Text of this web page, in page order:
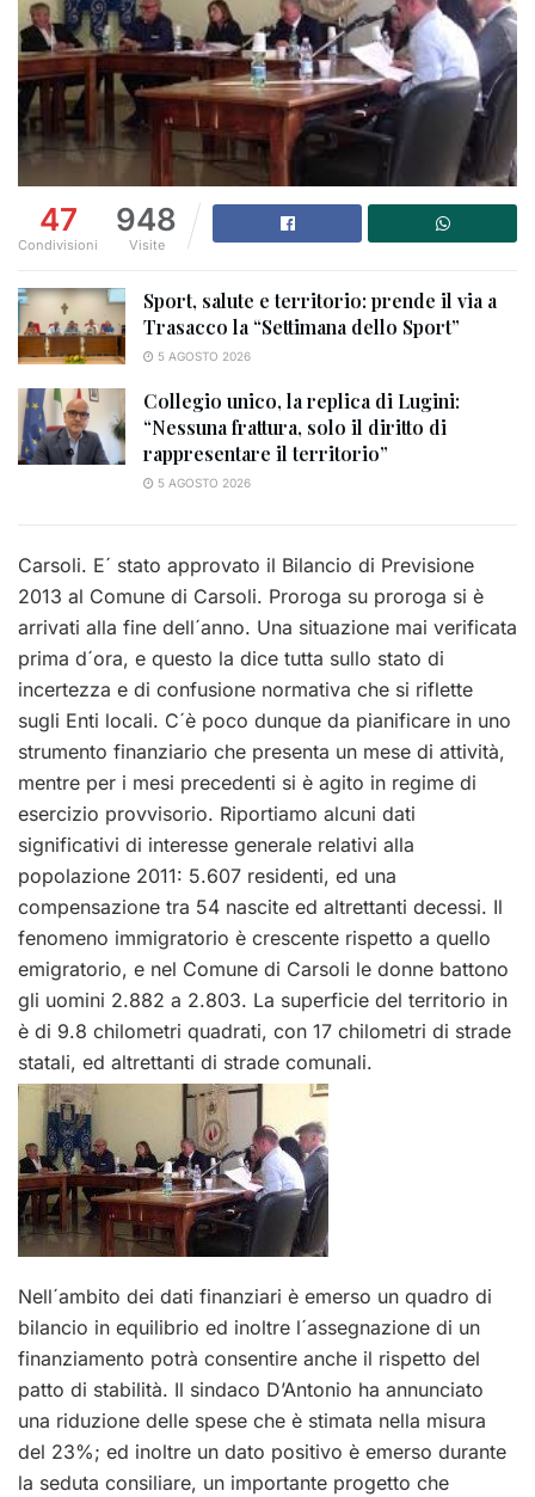
47
Condivisioni
948
Visite
Sport, salute e territorio: prende il via a
Trasacco la “Settimana dello Sport”
5 AGOSTO 2026
Collegio unico, la replica di Lugini:
“Nessuna frattura, solo il diritto di
rappresentare il territorio”
5 AGOSTO 2026
Carsoli. E´ stato approvato il Bilancio di Previsione
2013 al Comune di Carsoli. Proroga su proroga si è
arrivati alla fine dell´anno. Una situazione mai verificata
prima d´ora, e questo la dice tutta sullo stato di
incertezza e di confusione normativa che si riflette
sugli Enti locali. C´è poco dunque da pianificare in uno
strumento finanziario che presenta un mese di attività,
mentre per i mesi precedenti si è agito in regime di
esercizio provvisorio. Riportiamo alcuni dati
significativi di interesse generale relativi alla
popolazione 2011: 5.607 residenti, ed una
compensazione tra 54 nascite ed altrettanti decessi. Il
fenomeno immigratorio è crescente rispetto a quello
emigratorio, e nel Comune di Carsoli le donne battono
gli uomini 2.882 a 2.803. La superficie del territorio in
è di 9.8 chilometri quadrati, con 17 chilometri di strade
statali, ed altrettanti di strade comunali.
Nell´ambito dei dati finanziari è emerso un quadro di
bilancio in equilibrio ed inoltre l´assegnazione di un
finanziamento potrà consentire anche il rispetto del
patto di stabilità. Il sindaco D’Antonio ha annunciato
una riduzione delle spese che è stimata nella misura
del 23%; ed inoltre un dato positivo è emerso durante
la seduta consiliare, un importante progetto che